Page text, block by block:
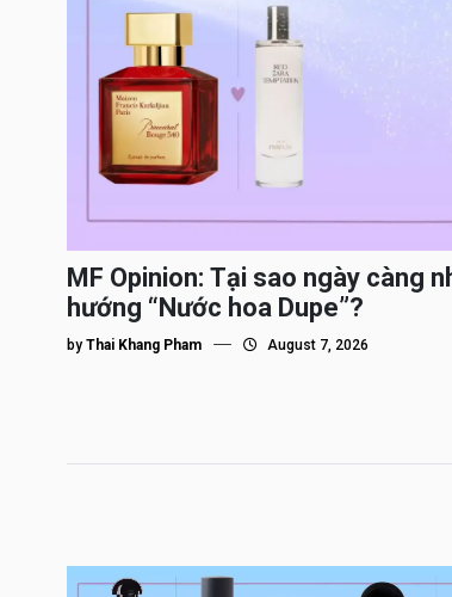
MF Opinion: Tại sao ngày càng
hướng “Nước hoa Dupe”?
by Thai Khang Pham August 7, 2026